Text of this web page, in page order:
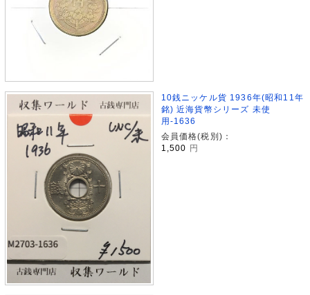
10銭ニッケル貨 1936年(昭和11年
銘) 近海貨幣シリーズ 未使
用-1636
会員価格(税別)：
1,500
円